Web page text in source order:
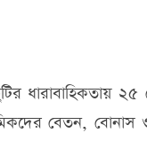
ধারাবাহিকতায়
বেতন, বোনাস ও